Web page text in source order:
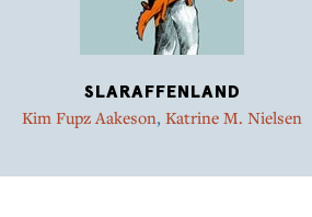
SLARAFFENLAND
Kim Fupz Aakeson, Katrine M. Nielsen